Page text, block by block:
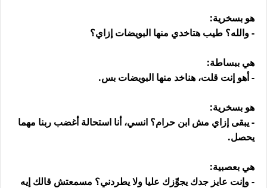
هو بسخرية:
- والله؟ طيب هتاخدي منها البويضات إزاي؟
هي ببساطة:
- أهو إنت قلت، هناخد منها البويضات بس.
هو بسخرية:
- يبقى إزاي مش ابن حرام؟ انسي، أنا استحالة أغضب ربنا مهما
يحصل.
هي بعصبية:
- وإنت عايز جدك يجوِّزك عليا ولا يطردني؟ مسمعتش قالك إيه